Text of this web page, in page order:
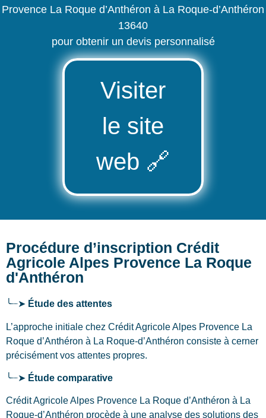
Provence La Roque d’Anthéron à La Roque-d’Anthéron
13640
pour obtenir un devis personnalisé
Visiter
le site
web 🔗
Procédure d’inscription Crédit
Agricole Alpes Provence La Roque
d'Anthéron
╰┈➤ Étude des attentes
L’approche initiale chez Crédit Agricole Alpes Provence La
Roque d’Anthéron à La Roque-d’Anthéron consiste à cerner
précisément vos attentes propres.
╰┈➤ Étude comparative
Crédit Agricole Alpes Provence La Roque d’Anthéron à La
Roque-d’Anthéron procède à une analyse des solutions des